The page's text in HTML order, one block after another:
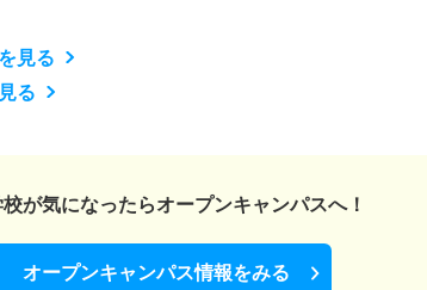
見る
る
校が気になったらオープンキャンパスへ！
オープンキャンパス情報をみる